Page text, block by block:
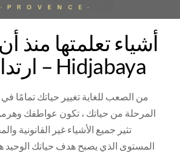
أشياء تعلمتها منذ
ارتداء الحجاب – Hidjabaya
من الصعب للغاية تغيير حياتك تمامًا
المرحلة من حياتك ، تكون عواطفك
تثير جميع الأشياء غير القانونية
المستوى الذي يصبح هدف حياتك